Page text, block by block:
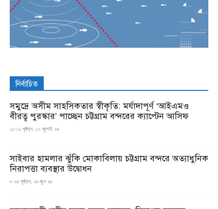
নির্বাচিত
সমুদ্রে অসীম সাহসিকতার স্বীকৃতি: মর্যাদাপূর্ণ ‘আইএমও
বীরত্ব পুরস্কার’ পাচ্ছেন চট্টগ্রাম বন্দরের ক্যাপ্টেন আসিফ
১১:১২ পূর্বাহ্ন, ১০ জুলাই ২৬
সাইবার হামলার ঝুঁকি মোকাবিলায় চট্টগ্রাম বন্দরে অত্যাধুনিক
নিরাপত্তা ব্যবস্থার উদ্বোধন
৮:২৬ পূর্বাহ্ন, ২৯ জুন ২৬